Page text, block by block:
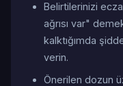
Belirtilerinizi
ağrısı var"
kalktığımda
verin.
Önerilen dozun